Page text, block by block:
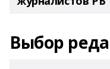
Выбор